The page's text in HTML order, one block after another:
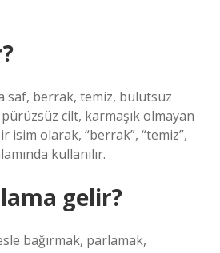
saf, berrak, temiz, bulutsuz
cilt, karmaşık olmayan
isim olarak, “berrak”, “temiz”,
kullanılır.
gelir?
bağırmak, parlamak,